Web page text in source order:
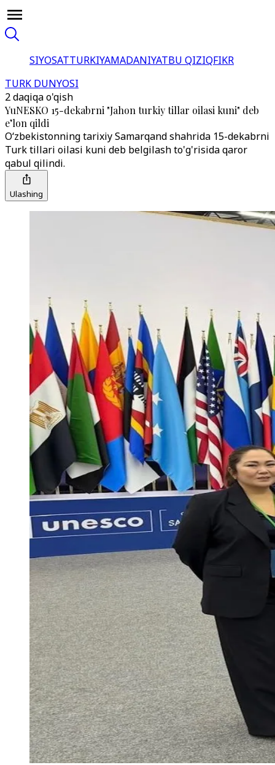
SIYOSATTURKIYAMADANIYATBU QIZIQFIKR
TURK DUNYOSI
2 daqiqa o'qish
YuNESKO 15-dekabrni "Jahon turkiy tillar oilasi kuni" deb
eʼlon qildi
O‘zbekistonning tarixiy Samarqand shahrida 15-dekabrni
Turk tillari oilasi kuni deb belgilash to'g'risida qaror
qabul qilindi.
Ulashing